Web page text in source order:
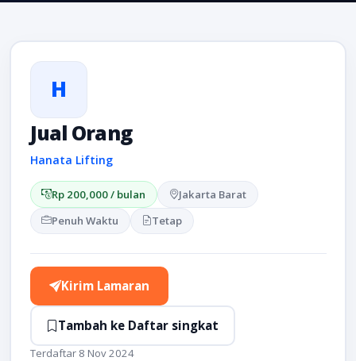
H
Jual Orang
Hanata Lifting
Rp 200,000 / bulan
Jakarta Barat
Penuh Waktu
Tetap
Kirim Lamaran
Tambah ke Daftar singkat
Terdaftar 8 Nov 2024